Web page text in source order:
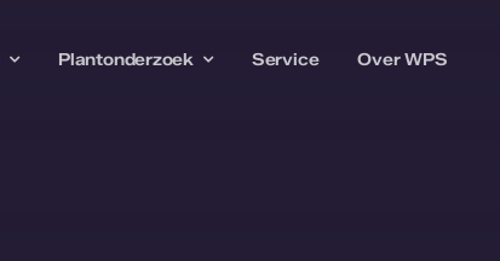
Plantonderzoek Service Over WPS